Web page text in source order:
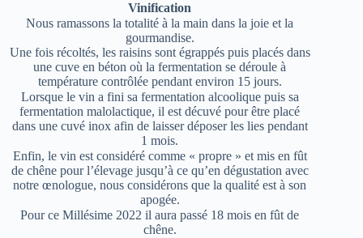
Vinification
Nous ramassons la totalité à la main dans la joie et la
gourmandise.
Une fois récoltés, les raisins sont égrappés puis placés dans
une cuve en béton où la fermentation se déroule à
température contrôlée pendant environ 15 jours.
Lorsque le vin a fini sa fermentation alcoolique puis sa
fermentation malolactique, il est décuvé pour être placé
dans une cuvé inox afin de laisser déposer les lies pendant
1 mois.
Enfin, le vin est considéré comme « propre » et mis en fût
de chêne pour l’élevage jusqu’à ce qu’en dégustation avec
notre œnologue, nous considérons que la qualité est à son
apogée.
Pour ce Millésime 2022 il aura passé 18 mois en fût de
chêne.